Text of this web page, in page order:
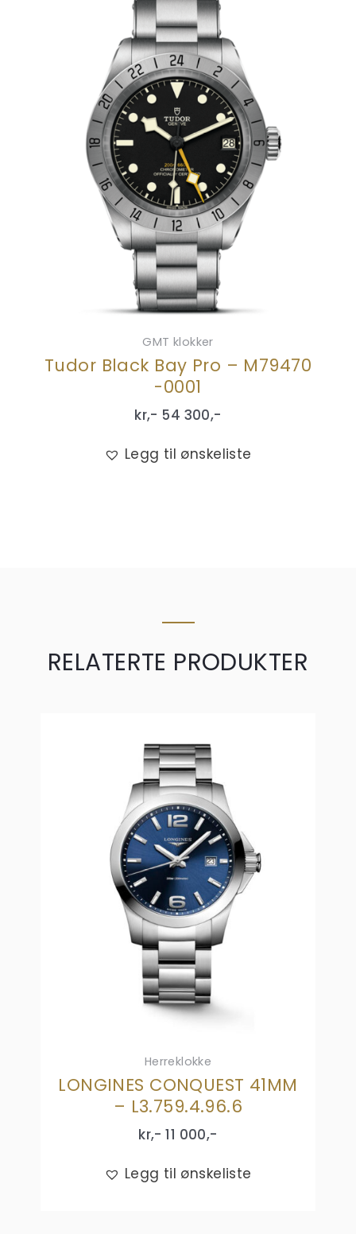
GMT klokker
Tudor Black Bay Pro – M79470
-0001
kr,- 54 300,-
Legg til ønskeliste
RELATERTE PRODUKTER
Herreklokke
LONGINES CONQUEST 41MM
– L3.759.4.96.6
kr,- 11 000,-
Legg til ønskeliste